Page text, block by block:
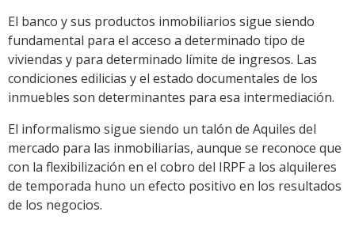
El banco y sus productos inmobiliarios sigue siendo
fundamental para el acceso a determinado tipo de
viviendas y para determinado límite de ingresos. Las
condiciones edilicias y el estado documentales de los
inmuebles son determinantes para esa intermediación.
El informalismo sigue siendo un talón de Aquiles del
mercado para las inmobiliarias, aunque se reconoce que
con la flexibilización en el cobro del IRPF a los alquileres
de temporada huno un efecto positivo en los resultados
de los negocios.